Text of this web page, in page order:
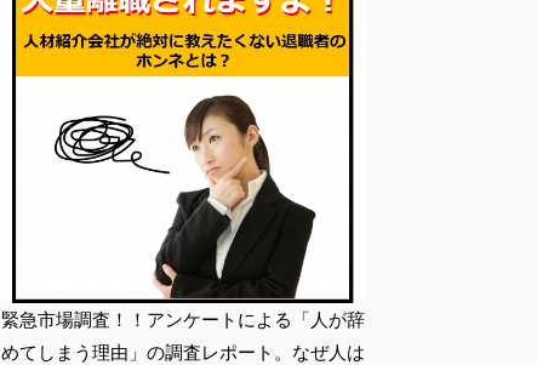
緊急市場調査！！アンケートによる「人が辞
めてしまう理由」の調査レポート。なぜ人は